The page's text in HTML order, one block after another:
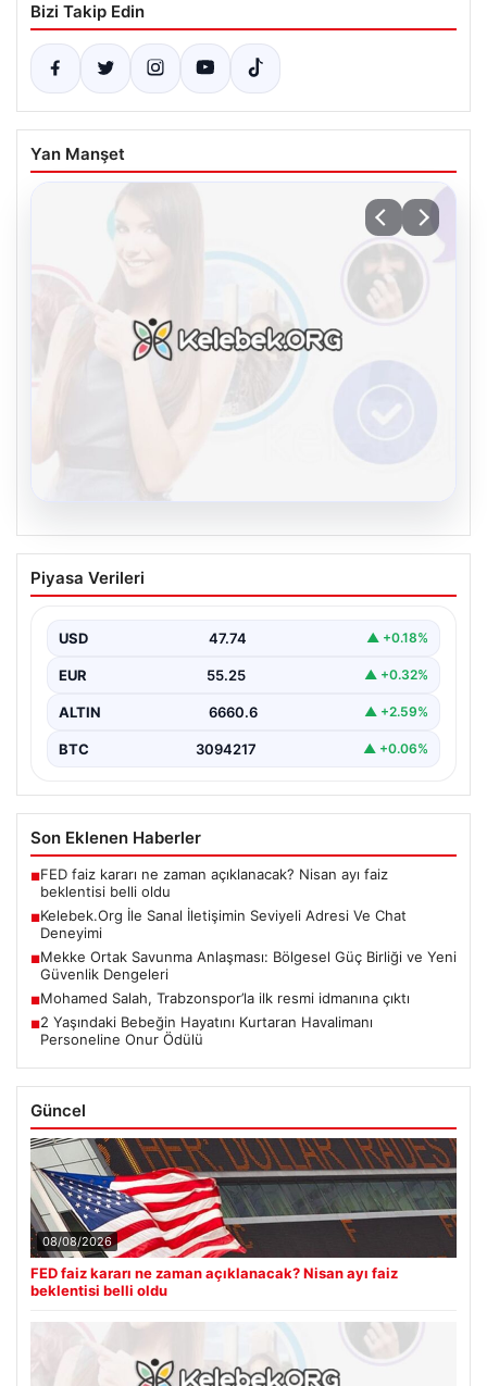
Bizi Takip Edin
Yan Manşet
Kelebek.Org İle Sanal İletişimin Seviyeli
Adresi Ve Chat Deneyimi
iletişim kurması büyük bir önem barındırmaktadır.
Günümüzde birçok…
Piyasa Verileri
USD 47.74 ▲ +0.18%
EUR 55.25 ▲ +0.32%
ALTIN 6660.6 ▲ +2.59%
BTC 3094217 ▲ +0.06%
Son Eklenen Haberler
■FED faiz kararı ne zaman açıklanacak? Nisan ayı faiz
beklentisi belli oldu
■Kelebek.Org İle Sanal İletişimin Seviyeli Adresi Ve Chat
Deneyimi
■Mekke Ortak Savunma Anlaşması: Bölgesel Güç Birliği ve Yeni
Güvenlik Dengeleri
■Mohamed Salah, Trabzonspor’la ilk resmi idmanına çıktı
■2 Yaşındaki Bebeğin Hayatını Kurtaran Havalimanı
Personeline Onur Ödülü
Güncel
08/08/2026
FED faiz kararı ne zaman açıklanacak? Nisan ayı faiz
beklentisi belli oldu